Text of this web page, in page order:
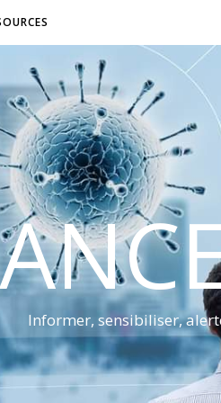
Informer, sensibiliser,